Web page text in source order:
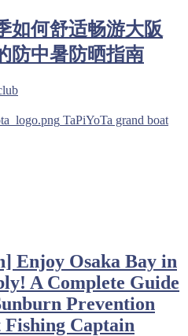
如何舒适畅游大阪
防中暑防晒指南
TaPiYoTa grand boat
Enjoy Osaka Bay in
A Complete Guide
Prevention
Captain